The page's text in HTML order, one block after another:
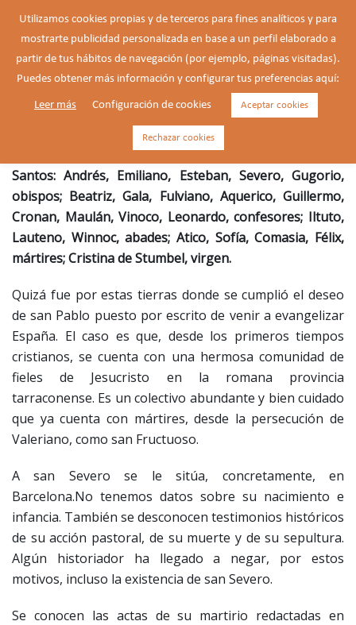
Severo, Obispo († 303)
Santos: Andrés, Emiliano, Esteban, Severo, Gugorio,
obispos; Beatriz, Gala, Fulviano, Aquerico, Guillermo,
Cronan, Maulán, Vinoco, Leonardo, confesores; Iltuto,
Lauteno, Winnoc, abades; Atico, Sofía, Comasia, Félix,
mártires; Cristina de Stumbel, virgen.
Quizá fue por estas tierras donde se cumplió el deseo
de san Pablo puesto por escrito de venir a evangelizar
España. El caso es que, desde los primeros tiempos
cristianos, se cuenta con una hermosa comunidad de
fieles de Jesucristo en la romana provincia
tarraconense. Es un colectivo abundante y bien cuidado
que ya cuenta con mártires, desde la persecución de
Valeriano, como san Fructuoso.
A san Severo se le sitúa, concretamente, en
Barcelona.No tenemos datos sobre su nacimiento e
infancia. También se desconocen testimonios históricos
de su acción pastoral, de su muerte y de su sepultura.
Algún historiador ha llegado a negar, por estos
motivos, incluso la existencia de san Severo.
Se conocen las actas de su martirio redactadas en
Utilizamos cookies propias y de terceros para fines analíticos y para
mostrarte publicidad personalizada en base a un perfil elaborado a
partir de tus hábitos de navegación (por ejemplo, páginas visitadas).
Puedes obtener más información y configurar tus preferencias aquí:
Leer más Configuración de cookies Aceptar cookies
Rechazar cookies